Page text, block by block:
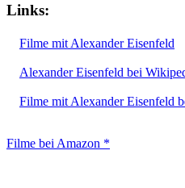
Links:
Filme mit Alexander Eisenfeld
Alexander Eisenfeld bei
Filme mit Alexander Eisenfeld
Filme bei Amazon *